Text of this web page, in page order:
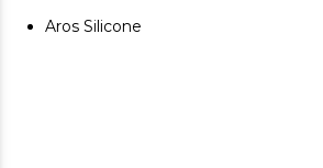
Aros Silicone